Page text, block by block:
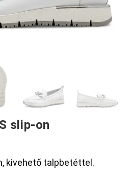
slip-on
kivehető talpbetéttel.